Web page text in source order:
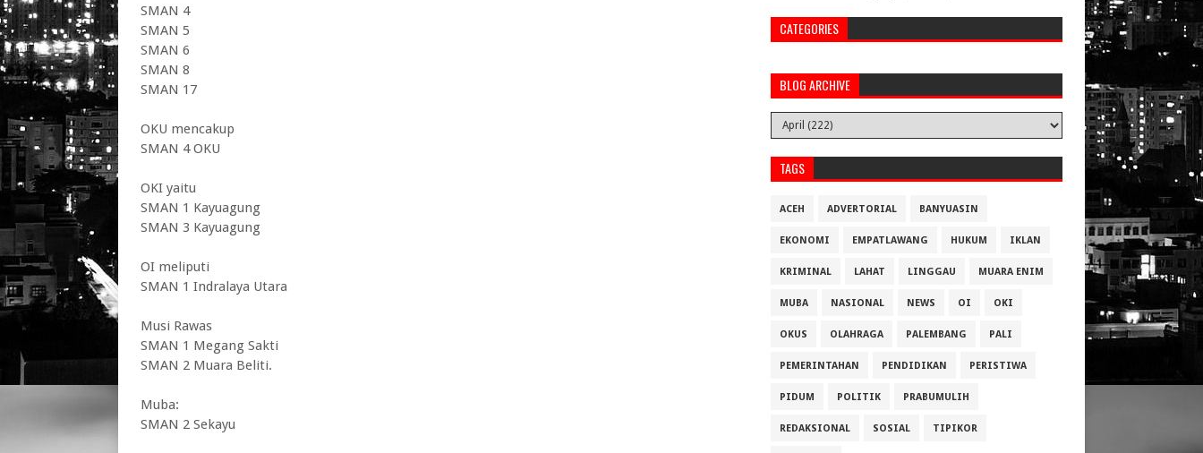
SMAN 4
SMAN 5
SMAN 6
SMAN 8
SMAN 17
OKU mencakup
SMAN 4 OKU
OKI yaitu
SMAN 1 Kayuagung
SMAN 3 Kayuagung
OI meliputi
SMAN 1 Indralaya Utara
Musi Rawas
SMAN 1 Megang Sakti
SMAN 2 Muara Beliti.
Muba:
SMAN 2 Sekayu
CATEGORIES
BLOG ARCHIVE
TAGS
ACEH ADVERTORIAL BANYUASIN
EKONOMI EMPATLAWANG HUKUM IKLAN
KRIMINAL LAHAT LINGGAU MUARA ENIM
MUBA NASIONAL NEWS OI OKI
OKUS OLAHRAGA PALEMBANG PALI
PEMERINTAHAN PENDIDIKAN PERISTIWA
PIDUM POLITIK PRABUMULIH
REDAKSIONAL SOSIAL TIPIKOR